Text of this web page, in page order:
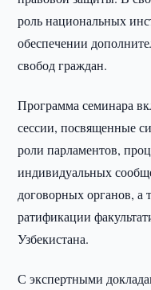
роль национальных
обеспечении
свобод граждан.
Программа семинара
сессии, посвященные
роли парламентов,
индивидуальных
договорных органов,
ратификации
Узбекистана.
С экспертными